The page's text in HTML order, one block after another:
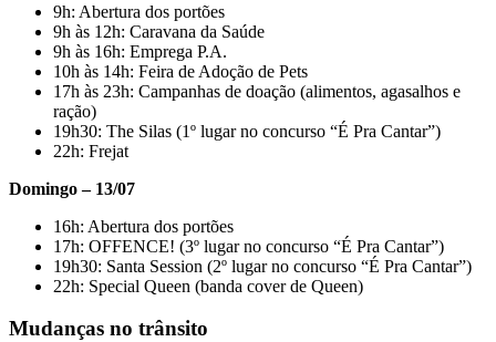
9h: Abertura dos portões
9h às 12h: Caravana da Saúde
9h às 16h: Emprega P.A.
10h às 14h: Feira de Adoção de Pets
17h às 23h: Campanhas de doação (alimentos, agasalhos e
ração)
19h30: The Silas (1º lugar no concurso “É Pra Cantar”)
22h: Frejat
Domingo – 13/07
16h: Abertura dos portões
17h: OFFENCE! (3º lugar no concurso “É Pra Cantar”)
19h30: Santa Session (2º lugar no concurso “É Pra Cantar”)
22h: Special Queen (banda cover de Queen)
Mudanças no trânsito